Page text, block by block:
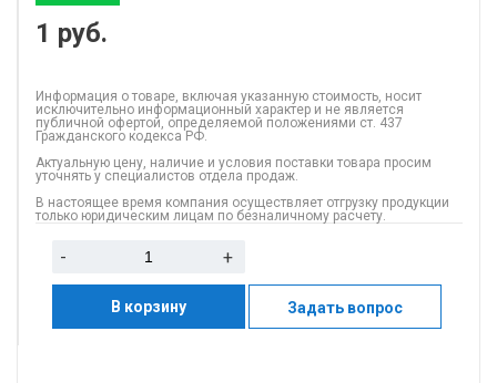
1 руб.
Информация о товаре, включая указанную стоимость, носит
исключительно информационный характер и не является
публичной офертой, определяемой положениями ст. 437
Гражданского кодекса РФ.
Актуальную цену, наличие и условия поставки товара просим
уточнять у специалистов отдела продаж.
В настоящее время компания осуществляет отгрузку продукции
только юридическим лицам по безналичному расчету.
- +
В корзину Задать вопрос